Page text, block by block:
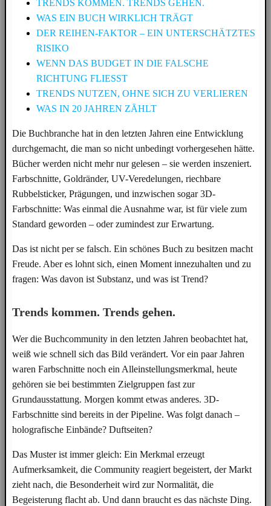
TRENDS KOMMEN. TRENDS GEHEN.
WAS EIN BUCH WIRKLICH TRÄGT
DER REIHEN-FAKTOR – EIN UNTERSCHÄTZTES
RISIKO
WENN DAS BUDGET IN DIE FALSCHE
RICHTUNG FLIESST
TRENDS NUTZEN, OHNE SICH ZU VERLIEREN
WAS IN 20 JAHREN ZÄHLT
Die Buchbranche hat in den letzten Jahren eine Entwicklung
durchgemacht, die man so nicht unbedingt vorhergesehen hätte.
Bücher werden nicht mehr nur gelesen – sie werden inszeniert.
Farbschnitte, Goldränder, UV-Veredelungen, riechbare
Rubbelsticker, Prägungen, und inzwischen sogar 3D-
Farbschnitte: Was einmal die Ausnahme war, ist für viele zum
Standard geworden – oder zumindest zur Erwartung.
Das ist nicht per se falsch. Ein schönes Buch zu besitzen macht
Freude. Aber es lohnt sich, einen Moment innezuhalten und zu
fragen: Was davon ist Substanz, und was ist Trend?
Trends kommen. Trends gehen.
Wer die Buchcommunity in den letzten Jahren beobachtet hat,
weiß wie schnell sich das Bild verändert. Vor ein paar Jahren
waren Farbschnitte noch ein Alleinstellungsmerkmal, heute
gehören sie bei bestimmten Zielgruppen fast zur
Grundausstattung. Morgen kommt etwas anderes. 3D-
Farbschnitte sind bereits in der Pipeline. Was folgt danach –
holografische Einbände? Duftseiten?
Das Muster ist immer gleich: Ein Merkmal erzeugt
Aufmerksamkeit, die Community reagiert begeistert, der Markt
zieht nach, die Besonderheit wird zur Normalität, die
Begeisterung flacht ab. Und dann braucht es das nächste Ding.